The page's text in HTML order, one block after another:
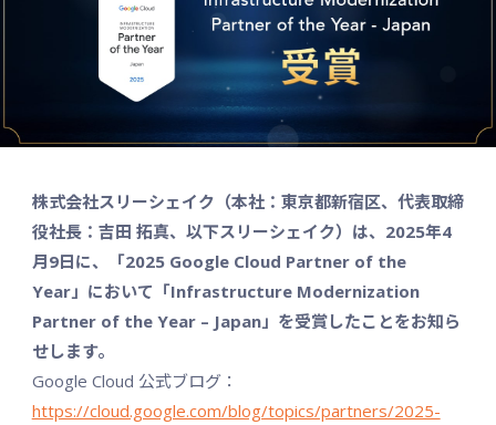
株式会社スリーシェイク（本社：東京都新宿区、代表取締
役社長：吉田 拓真、以下スリーシェイク）は、2025年4
月9日に、「2025 Google Cloud Partner of the
Year」において「Infrastructure Modernization
Partner of the Year – Japan」を受賞したことをお知ら
せします。
Google Cloud 公式ブログ：
https://cloud.google.com/blog/topics/partners/2025-